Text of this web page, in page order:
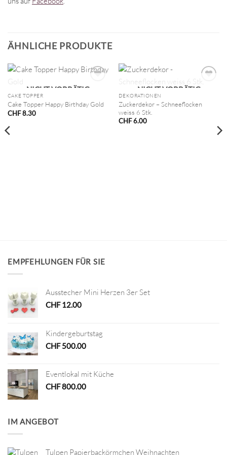
ÄHNLICHE PRODUKTE
NICHT VORRÄTIG
CAKE TOPPER
Cake Topper Happy Birthday Gold
CHF8.30
NICHT VORRÄTIG
DEKORATIONEN
Zuckerdekor – Schneeflocken
weiss 6 Stk.
CHF6.00
EMPFEHLUNGEN FÜR SIE
Ausstecher Mini Herzen 3er Set
CHF12.00
Kindergeburtstag
CHF500.00
Eventlokal mit Küche
CHF800.00
IM ANGEBOT
Tulpen Papierbackörmchen Weihnachten